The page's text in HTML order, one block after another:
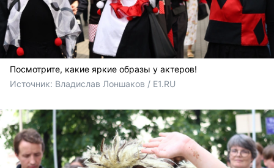
Посмотрите, какие яркие образы у актеров!
Источник: Владислав Лоншаков / E1.RU